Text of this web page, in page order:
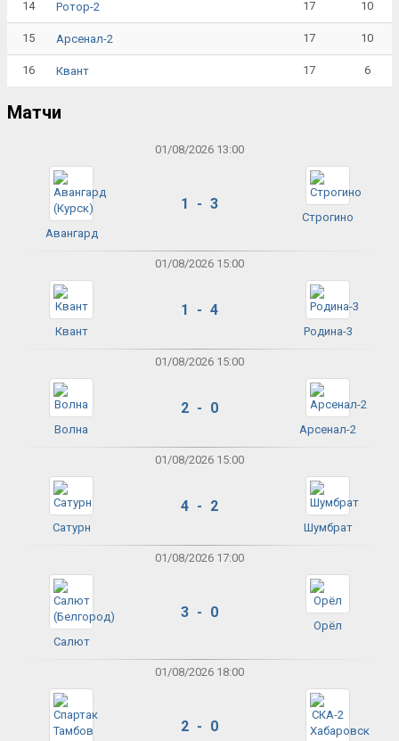
14 Ротор-2 17 10
15 Арсенал-2 17 10
16 Квант 17 6
Матчи
01/08/2026 13:00
Авангард
1 - 3
Строгино
01/08/2026 15:00
Квант
1 - 4
Родина-3
01/08/2026 15:00
Волна
2 - 0
Арсенал-2
01/08/2026 15:00
Сатурн
4 - 2
Шумбрат
01/08/2026 17:00
Салют
3 - 0
Орёл
01/08/2026 18:00
2 - 0